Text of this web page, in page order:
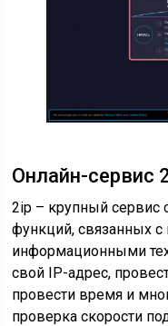
Онлайн-сервис
2ip – крупный
функций, связанных
информационными
свой IP-адрес,
провести время и
проверка скорости